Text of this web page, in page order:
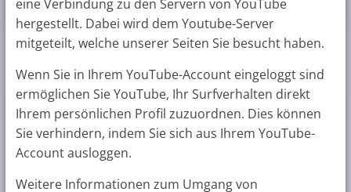
eine Verbindung zu den Servern von YouTube
hergestellt. Dabei wird dem Youtube-Server
mitgeteilt, welche unserer Seiten Sie besucht haben.
Wenn Sie in Ihrem YouTube-Account eingeloggt sind
ermöglichen Sie YouTube, Ihr Surfverhalten direkt
Ihrem persönlichen Profil zuzuordnen. Dies können
Sie verhindern, indem Sie sich aus Ihrem YouTube-
Account ausloggen.
Weitere Informationen zum Umgang von